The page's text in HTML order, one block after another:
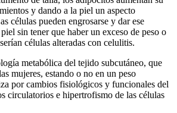
y dando a la piel un aspecto
células pueden engrosarse y dar ese
sin tener que haber un exceso de peso o
células alteradas con celulitis.
metabólica del tejido subcutáneo, que
mujeres, estando o no en un peso
por cambios fisiológicos y funcionales del
circulatorios e hipertrofismo de las células